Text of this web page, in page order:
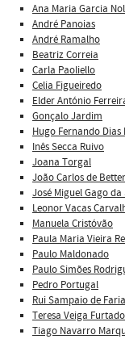
Ana Maria Garcia
André Panoias
André Ramalho
Beatriz Correia
Carla Paoliello
Celia Figueiredo
Elder António
Gonçalo Jardim
Hugo Fernando Dias
Inês Secca Ruivo
Joana Torgal
João Carlos de
José Miguel Gago da
Leonor Vacas
Manuela Cristóvão
Paula Maria Vieira
Paulo Maldonado
Paulo Simões
Pedro Portugal
Rui Sampaio de Faria
Teresa Veiga Furtado
Tiago Navarro